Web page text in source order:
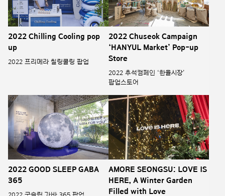
2022 Chilling Cooling pop
up
2022 프리메라 칠링쿨링 팝업
2022 Chuseok Campaign
‘HANYUL Market’ Pop-up
Store
2022 추석캠페인 ‘한율시장’
팝업스토어
2022 GOOD SLEEP GABA
365
AMORE SEONGSU: LOVE IS
HERE, A Winter Garden
Filled with Love